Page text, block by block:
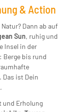
& Action
Dann ab auf
Sun, ruhig und
Insel in der
Berge bis rund
ist Dein
und Erholung